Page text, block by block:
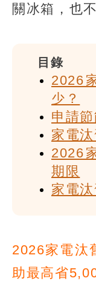
關冰箱，也
目錄
2026
少？
申請
家電
2026
期限
家電
2026家電汰
助最高省